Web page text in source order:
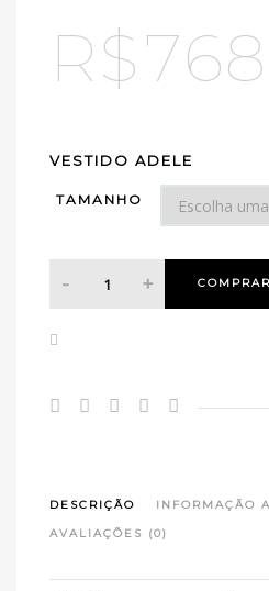
R$
VESTIDO ADELE
TAMANHO
COMPRAR
DESCRIÇÃO
INFORMAÇÃO
AVALIAÇÕES (0)